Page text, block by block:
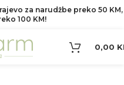
za narudžbe preko 50 KM,
100 KM!
0,00